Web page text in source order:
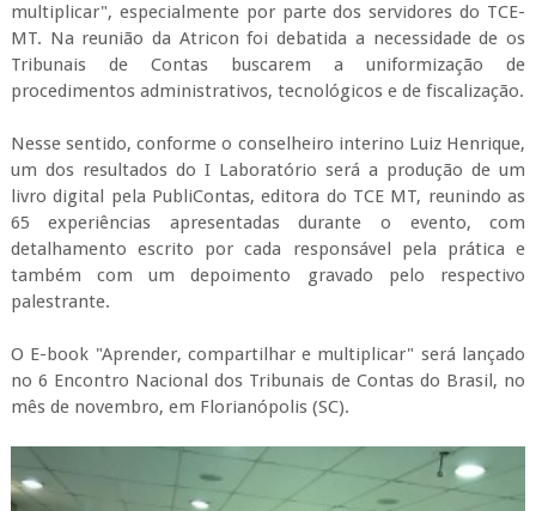
multiplicar", especialmente por parte dos servidores do TCE-
MT. Na reunião da Atricon foi debatida a necessidade de os
Tribunais de Contas buscarem a uniformização de
procedimentos administrativos, tecnológicos e de fiscalização.
Nesse sentido, conforme o conselheiro interino Luiz Henrique,
um dos resultados do I Laboratório será a produção de um
livro digital pela PubliContas, editora do TCE MT, reunindo as
65 experiências apresentadas durante o evento, com
detalhamento escrito por cada responsável pela prática e
também com um depoimento gravado pelo respectivo
palestrante.
O E-book "Aprender, compartilhar e multiplicar" será lançado
no 6 Encontro Nacional dos Tribunais de Contas do Brasil, no
mês de novembro, em Florianópolis (SC).